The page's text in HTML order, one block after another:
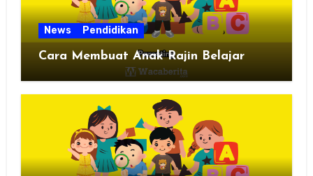
News Pendidikan
Cara Membuat Anak Rajin Belajar